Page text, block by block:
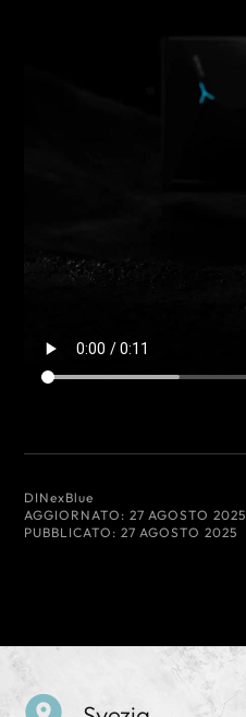
DI NexBlue
AGGIORNATO: 27 AGOSTO 2025
PUBBLICATO: 27 AGOSTO 2025